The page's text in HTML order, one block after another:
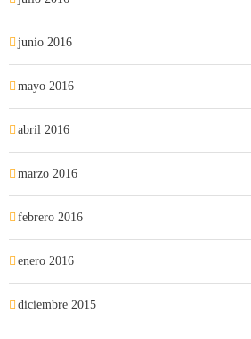
junio 2016
mayo 2016
abril 2016
marzo 2016
febrero 2016
enero 2016
diciembre 2015